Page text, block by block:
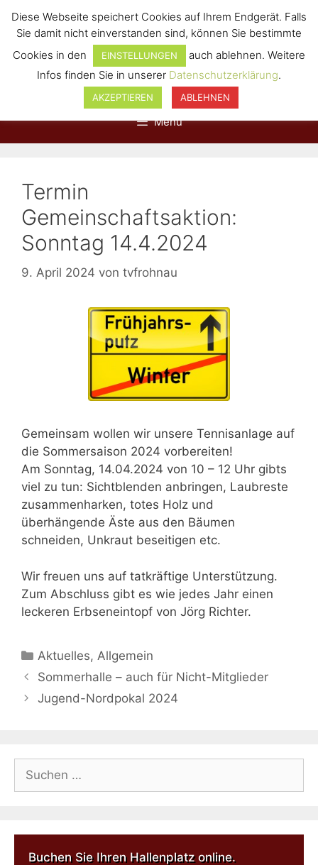
Menü
Termin
Gemeinschaftsaktion:
Sonntag 14.4.2024
9. April 2024 von tvfrohnau
Gemeinsam wollen wir unsere Tennisanlage auf
die Sommersaison 2024 vorbereiten!
Am Sonntag, 14.04.2024 von 10 – 12 Uhr gibts
viel zu tun: Sichtblenden anbringen, Laubreste
zusammenharken, totes Holz und
überhängende Äste aus den Bäumen
schneiden, Unkraut beseitigen etc.
Wir freuen uns auf tatkräftige Unterstützung.
Zum Abschluss gibt es wie jedes Jahr einen
leckeren Erbseneintopf von Jörg Richter.
Aktuelles, Allgemein
Sommerhalle – auch für Nicht-Mitglieder
Jugend-Nordpokal 2024
Buchen Sie Ihren Hallenplatz online.
Diese Webseite speichert Cookies auf Ihrem Endgerät. Falls
Sie damit nicht einverstanden sind, können Sie bestimmte
Cookies in den
EINSTELLUNGEN
auch ablehnen. Weitere
Infos finden Sie in unserer Datenschutzerklärung.
AKZEPTIEREN ABLEHNEN